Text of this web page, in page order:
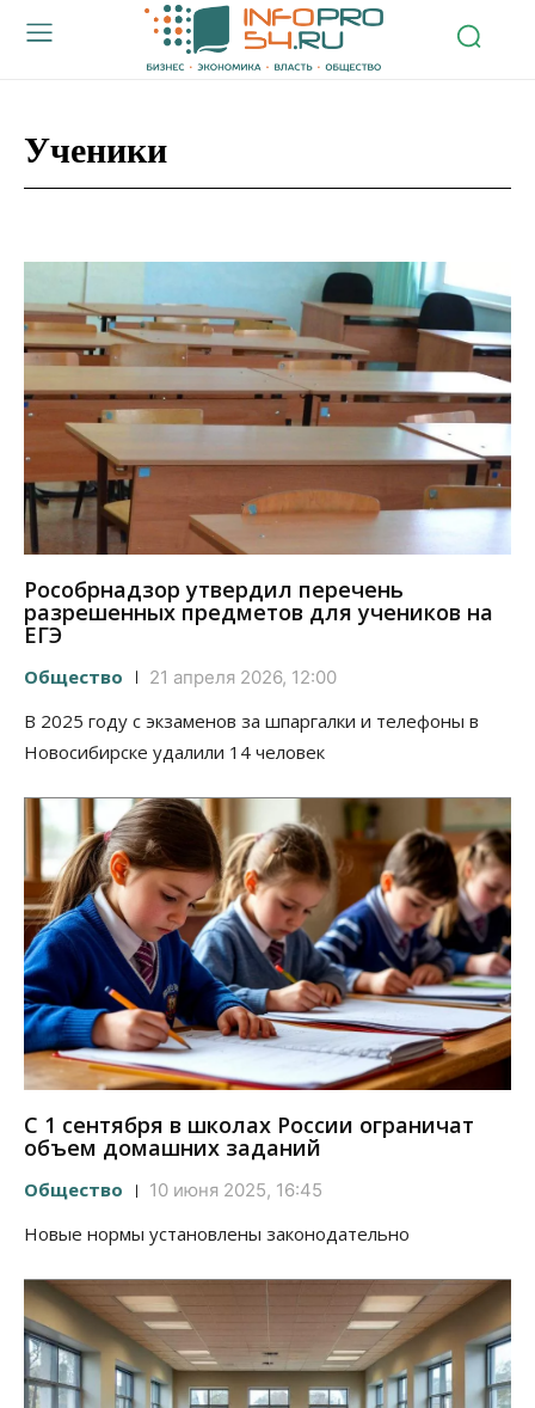
Ученики
Рособрнадзор утвердил перечень
разрешенных предметов для учеников на
ЕГЭ
Общество 21 апреля 2026, 12:00
В 2025 году с экзаменов за шпаргалки и телефоны в
Новосибирске удалили 14 человек
С 1 сентября в школах России ограничат
объем домашних заданий
Общество 10 июня 2025, 16:45
Новые нормы установлены законодательно